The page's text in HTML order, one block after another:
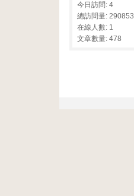
今日訪問: 4
總訪問量: 290853
在線人數: 1
文章數量: 478